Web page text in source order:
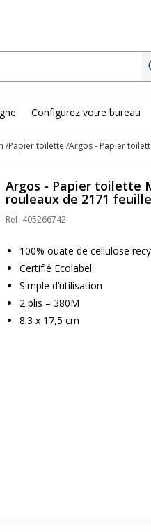
Configurez votre bureau
Papier toilette Argos - Papier
en plein écran
Argos - Papier toilette
rouleaux de 2171
Ref. 405266742
100% ouate de cellulose
Certifié Ecolabel
Simple d’utilisation
2 plis – 380M
8.3 x 17,5 cm